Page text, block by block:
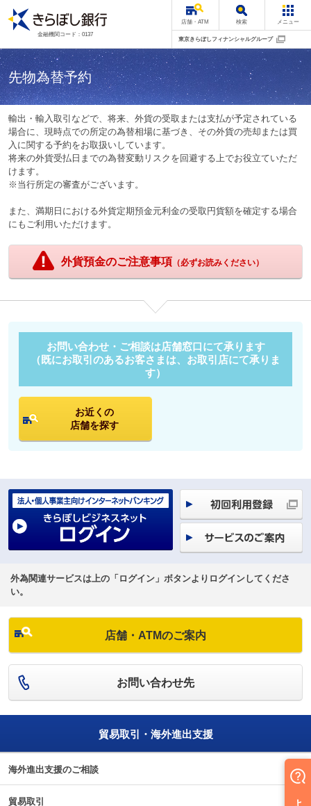
金融機関コード：0137
店舗・ATM 検索 メニュー
東京きらぼしフィナンシャルグループ
先物為替予約
輸出・輸入取引などで、将来、外貨の受取または支払が予定されている
場合に、現時点での所定の為替相場に基づき、その外貨の売却または買
入に関する予約をお取扱いしています。
将来の外貨受払日までの為替変動リスクを回避する上でお役立ていただ
けます。
※当行所定の審査がございます。
また、満期日における外貨定期預金元利金の受取円貨額を確定する場合
にもご利用いただけます。
外貨預金のご注意事項 （必ずお読みください）
お問い合わせ・ご相談は店舗窓口にて承ります
（既にお取引のあるお客さまは、お取引店にて承りま
す）
お近くの
店舗を探す
外為関連サービスは上の「ログイン」ボタンよりログインしてくださ
い。
店舗・ATMのご案内
お問い合わせ先
貿易取引・海外進出支援
海外進出支援のご相談
貿易取引